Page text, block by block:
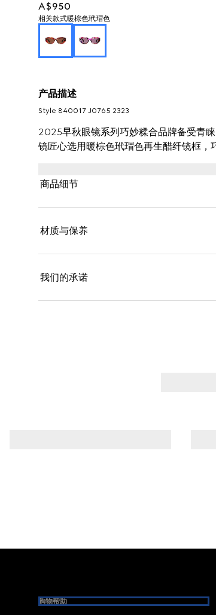
A$950
相关款式暖棕色玳瑁色
产品描述
Style ‎840017 J0765 2323
2025早秋眼镜系列巧妙糅合品牌备受青
镜匠心选用暖棕色玳瑁色再生醋纤镜框，
商品细节
材质与保养
我们的承诺
购物帮助